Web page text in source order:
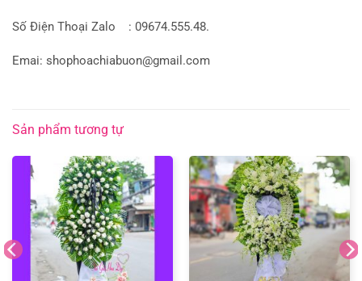
Số Điện Thoại Zalo : 09674.555.48.
Emai: shophoachiabuon@gmail.com
Sản phẩm tương tự